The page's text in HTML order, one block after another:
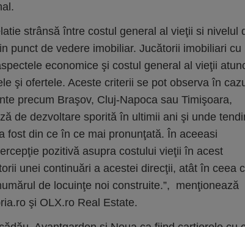
strânsă între costul general al vieţii si nivelul
punct de vedere imobiliar. Jucătorii imobiliari cu
economice şi costul general al vieţii
şi ofertele. Aceste criterii se pot observa în
precum Braşov, Cluj-Napoca sau Timişoara,
de dezvoltare sporită în ultimii ani şi unde
fost din ce în ce mai pronunţată. În aceeasi
pozitivă asupra costului vieţii în acest
unei continuări a acestei direcţii, atât în ceea
de locuinţe noi construite.”, menţionează
şi OLX.ro Real Estate.